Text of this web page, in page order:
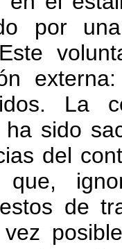
por
La
ha sido
del
que,
de